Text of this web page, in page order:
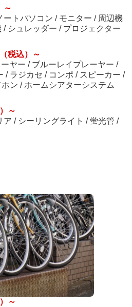
～
ートパソコン / モニター / 周辺機
/ シュレッダー / プロジェクター
税込）～
ヤー / ブルーレイプレーヤー /
/ ラジカセ / コンポ / スピーカー /
ン / ホームシアターシステム
～
/ シーリングライト / 蛍光管 /
～